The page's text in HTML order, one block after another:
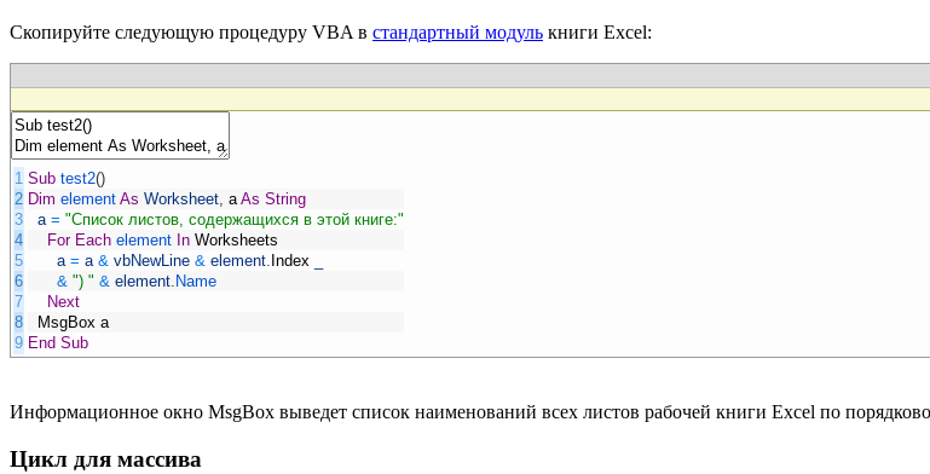
Скопируйте следующую процедуру VBA в стандартный модуль книги Excel:
1
2
3
4
5
6
7
8
9
Sub test2()
Dim element As Worksheet, a As String
a = "Список листов, содержащихся в этой книге:"
For Each element In Worksheets
a = a & vbNewLine & element. Index
& ") " & element. Name
Next
MsgBox a
End Sub
Информационное окно MsgBox выведет список наименований всех листов рабочей книги Excel по
Цикл для массива